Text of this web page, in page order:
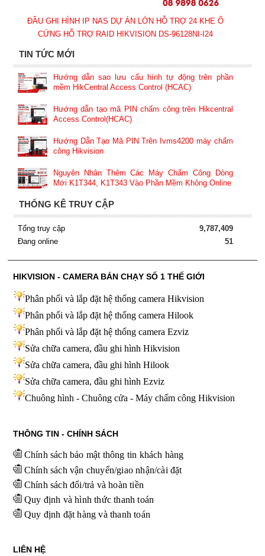
ĐẦU GHI HÌNH IP NAS DỰ ÁN LỚN HỖ TRỢ 24 KHE Ổ
CỨNG HỖ TRỢ RAID HIKVISION DS-96128NI-I24
TIN TỨC MỚI
Hướng dẫn sao lưu cấu hình tự động trên phần
mềm HikCentral Access Control (HCAC)
Hướng dẫn tạo mã PIN chấm công trên Hikcentral
Access Control(HCAC)
Hướng Dẫn Tạo Mã PIN Trên Ivms4200 máy chấm
công Hikvision
Nguyên Nhân Thêm Các Máy Chấm Công Dòng
Mới K1T344, K1T343 Vào Phần Mềm Không Online
THỐNG KÊ TRUY CẬP
Tổng truy cập
9,787,409
Đang online
51
HIKVISION - CAMERA BÁN CHẠY SỐ 1 THẾ GIỚI
Phân phối và lắp đặt hệ thống camera Hikvision
Phân phối và lắp đặt hệ thống camera Hilook
Phân phối và lắp đặt hệ thống camera Ezviz
Sửa chữa camera, đầu ghi hình Hikvision
Sửa chữa camera, đầu ghi hình Hilook
Sửa chữa camera, đầu ghi hình Ezviz
Chuông hình - Chuông cửa - Máy chấm công Hikvision
THÔNG TIN - CHÍNH SÁCH
Chính sách bảo mật thông tin khách hàng
Chính sách vận chuyển/giao nhận/cài đặt
Chính sách đổi/trả và hoàn tiền
Quy định và hình thức thanh toán
Quy định đặt hàng và thanh toán
LIÊN HỆ